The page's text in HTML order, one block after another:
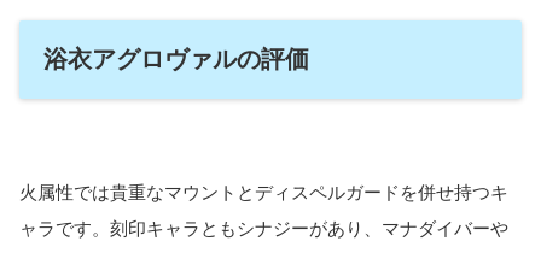
浴衣アグロヴァルの評価
火属性では貴重なマウントとディスペルガードを併せ持つキ
ャラです。刻印キャラともシナジーがあり、マナダイバーや